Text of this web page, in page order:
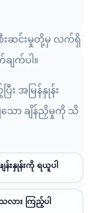
စီးဆင်းမှုတို့မှ လက်ရှိ
ချက်ပါ။
း အမြန်နှုန်း
ော ချိန်ညှိမှုကို သိ
းနှုန်းကို ရယူပါ
လား ကြည့်ပါ